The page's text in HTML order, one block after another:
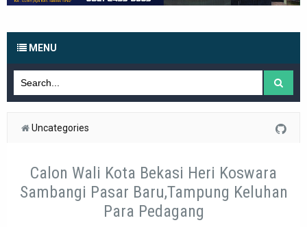
MENU
Uncategories
Calon Wali Kota Bekasi Heri Koswara
Sambangi Pasar Baru,Tampung Keluhan
Para Pedagang